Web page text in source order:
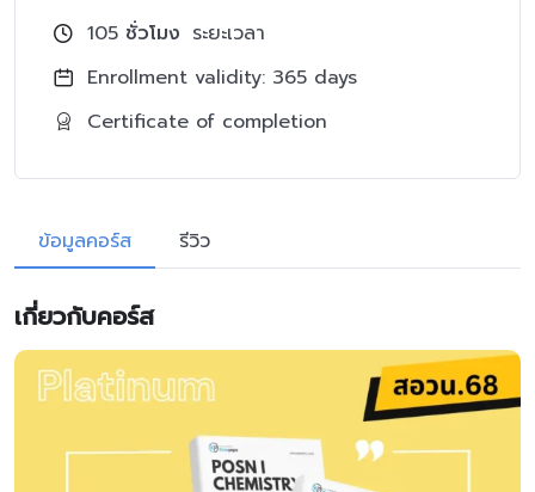
105 ชั่วโมง ระยะเวลา
Enrollment validity: 365 days
Certificate of completion
ข้อมูลคอร์ส รีวิว
เกี่ยวกับคอร์ส